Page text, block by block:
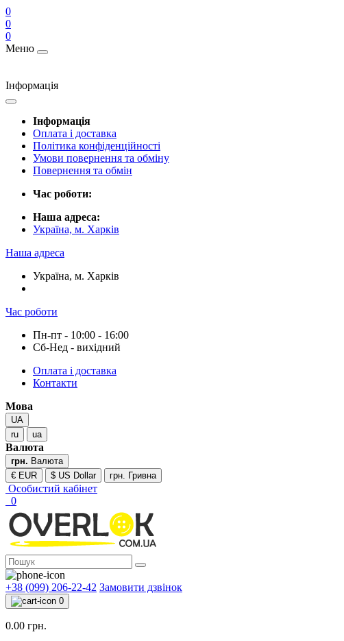
0
0
0
Меню
Інформація
Інформація
Оплата і доставка
Політика конфіденційності
Умови повернення та обміну
Повернення та обмін
Час роботи:
Наша адреса:
Україна, м. Харків
Наша адреса
Україна, м. Харків
Час роботи
Пн-пт - 10:00 - 16:00
Сб-Нед - вихідний
Оплата і доставка
Контакти
Мова
UA
ru
ua
Валюта
грн. Валюта
€ EUR
$ US Dollar грн. Гривна
Особистий кабінет
0
+38 (099) 206-22-42 Замовити дзвінок
0
0.00 грн.